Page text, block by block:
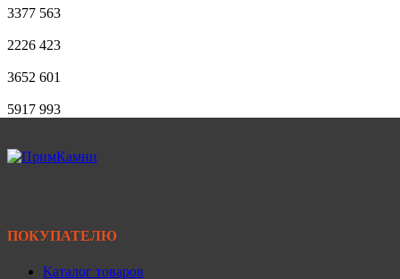
3377 563
2226 423
3652 601
5917 993
ПОКУПАТЕЛЮ
Каталог товаров